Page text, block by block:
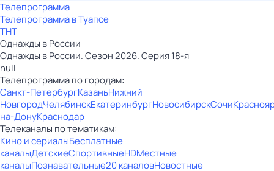
Телепрограмма
Телепрограмма в Туапсе
ТНТ
Однажды в России
Однажды в России. Сезон 2026. Серия 18-я
null
Телепрограмма по городам:
Санкт-ПетербургКазаньНижний
НовгородЧелябинскЕкатеринбургНовосибирскСочи
на-ДонуКраснодар
Телеканалы по тематикам:
Кино и сериалыБесплатные
каналыДетскиеСпортивныеHDМестные
каналыПознавательные20 каналовНовостные